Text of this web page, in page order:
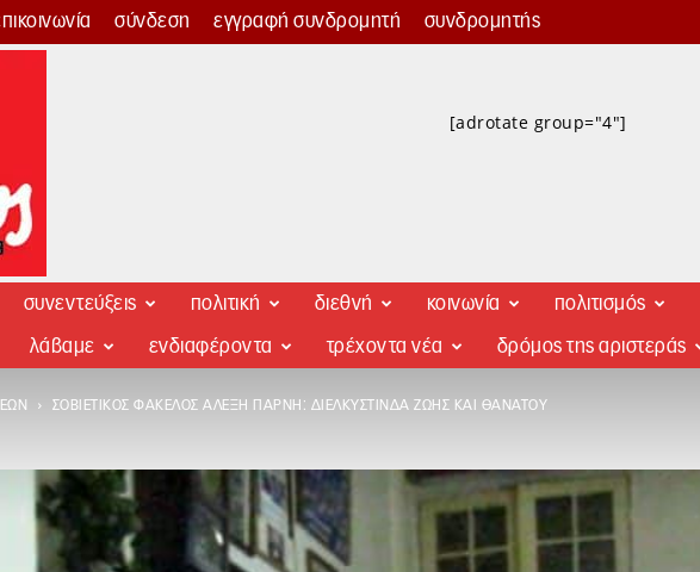
σύνδεση εγγραφή συνδρομητή συνδρομητής
[adrotate group="4"]
συνεντεύξεις πολιτική διεθνή κοινωνία πολιτισμός
λάβαμε ενδιαφέροντα τρέχοντα νέα δρόμος της αριστεράς
ΣΟΒΙΕΤΙΚΌΣ ΦΆΚΕΛΟΣ ΑΛΈΞΗ ΠΆΡΝΗ: ΔΙΕΛΚΥΣΤΊΝΔΑ ΖΩΉΣ ΚΑΙ ΘΑΝΆΤΟΥ